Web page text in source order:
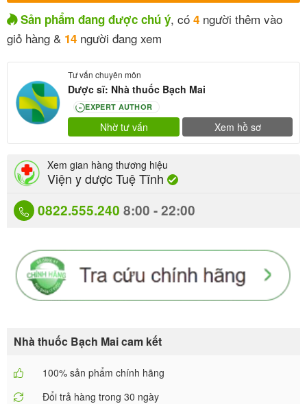
Sản phẩm đang được chú ý, có 4 người thêm vào
giỏ hàng & 14 người đang xem
Tư vấn chuyên môn
Dược sĩ: Nhà thuốc Bạch Mai
80 EXPERT AUTHOR
Nhờ tư vấn Xem hồ sơ
0822.555.240 8:00 - 22:00
Xem gian hàng thương hiệu
Viện y dược Tuệ Tĩnh
Nhà thuốc Bạch Mai cam kết
100% sản phẩm chính hãng
Đổi trả hàng trong 30 ngày